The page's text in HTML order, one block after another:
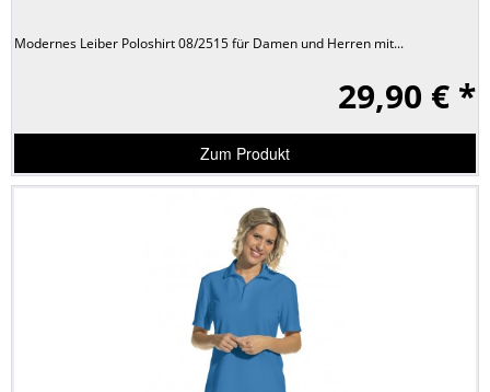
Modernes Leiber Poloshirt 08/2515 für Damen und Herren mit...
29,90 € *
Zum Produkt